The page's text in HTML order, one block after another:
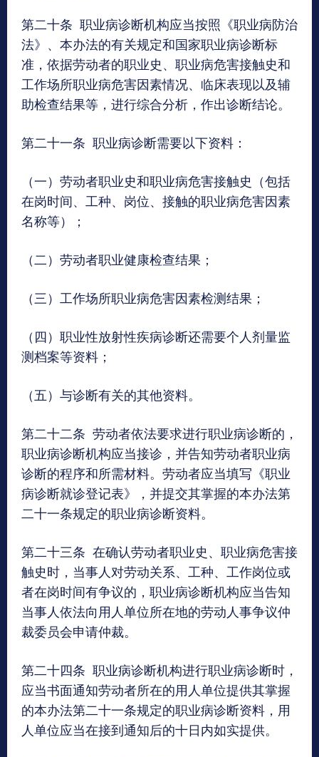
第二十条 职业病诊断机构应当按照《职业病防治
法》、本办法的有关规定和国家职业病诊断标
准，依据劳动者的职业史、职业病危害接触史和
工作场所职业病危害因素情况、临床表现以及辅
助检查结果等，进行综合分析，作出诊断结论。
第二十一条 职业病诊断需要以下资料：
（一）劳动者职业史和职业病危害接触史（包括
在岗时间、工种、岗位、接触的职业病危害因素
名称等）；
（二）劳动者职业健康检查结果；
（三）工作场所职业病危害因素检测结果；
（四）职业性放射性疾病诊断还需要个人剂量监
测档案等资料；
（五）与诊断有关的其他资料。
第二十二条 劳动者依法要求进行职业病诊断的，
职业病诊断机构应当接诊，并告知劳动者职业病
诊断的程序和所需材料。劳动者应当填写《职业
病诊断就诊登记表》，并提交其掌握的本办法第
二十一条规定的职业病诊断资料。
第二十三条 在确认劳动者职业史、职业病危害接
触史时，当事人对劳动关系、工种、工作岗位或
者在岗时间有争议的，职业病诊断机构应当告知
当事人依法向用人单位所在地的劳动人事争议仲
裁委员会申请仲裁。
第二十四条 职业病诊断机构进行职业病诊断时，
应当书面通知劳动者所在的用人单位提供其掌握
的本办法第二十一条规定的职业病诊断资料，用
人单位应当在接到通知后的十日内如实提供。